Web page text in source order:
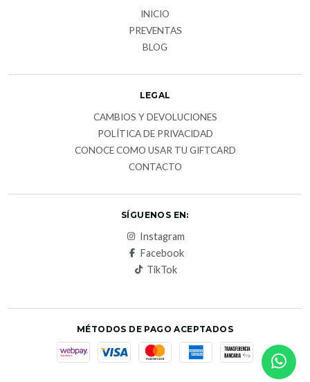
INICIO
PREVENTAS
BLOG
LEGAL
CAMBIOS Y DEVOLUCIONES
POLÍTICA DE PRIVACIDAD
CONOCE COMO USAR TU GIFTCARD
CONTACTO
SÍGUENOS EN:
Instagram
Facebook
TikTok
MÉTODOS DE PAGO ACEPTADOS